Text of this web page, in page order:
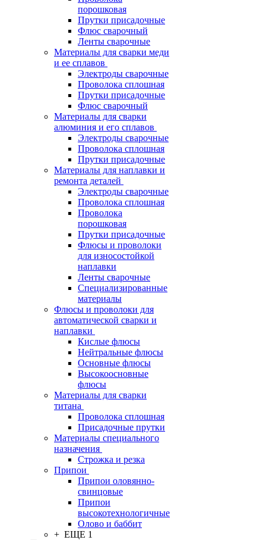
порошковая
Прутки присадочные
Флюс сварочный
Ленты сварочные
Материалы для сварки меди
и ее сплавов
Электроды сварочные
Проволока сплошная
Прутки присадочные
Флюс сварочный
Материалы для сварки
алюминия и его сплавов
Электроды сварочные
Проволока сплошная
Прутки присадочные
Материалы для наплавки и
ремонта деталей
Электроды сварочные
Проволока сплошная
Проволока
порошковая
Прутки присадочные
Флюсы и проволоки
для износостойкой
наплавки
Ленты сварочные
Специализированные
материалы
Флюсы и проволоки для
автоматической сварки и
наплавки
Кислые флюсы
Нейтральные флюсы
Основные флюсы
Высокоосновные
флюсы
Материалы для сварки
титана
Проволока сплошная
Присадочные прутки
Материалы специального
назначения
Строжка и резка
Припои
Припои оловянно-
свинцовые
Припои
высокотехнологичные
Олово и баббит
+ ЕЩЕ 1